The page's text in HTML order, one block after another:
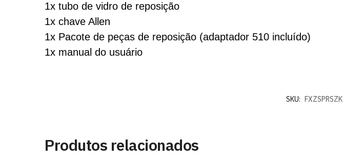
1x tubo de vidro de reposição
1x chave Allen
1x Pacote de peças de reposição (adaptador 510 incluído)
1x manual do usuário
SKU: FXZSPRSZK
Produtos relacionados